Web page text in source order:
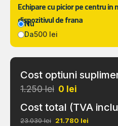
Echipare cu picior pe centru in
dispozitivul de frana
Nu
Da500 lei
Cost optiuni
1.250 lei 0 lei
Cost total (TVA
23.030 lei 21.780 lei